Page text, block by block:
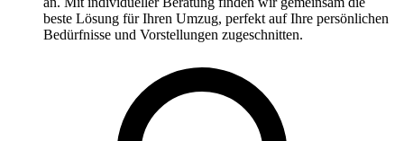
beste Lösung für Ihren Umzug, perfekt auf Ihre persönlichen
Bedürfnisse und Vorstellungen zugeschnitten.